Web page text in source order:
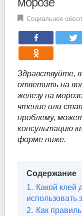
Социальное
Здравствуйте,
ответить на
железу на
чтение или
проблему,
консультацию
форме ниже.
Содержание
1. Какой клей
использовать
2. Как